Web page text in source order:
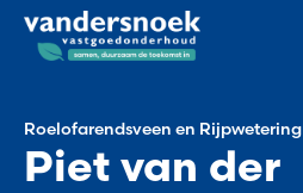
Roelofarendsveen en Rijpwetering
Piet van der